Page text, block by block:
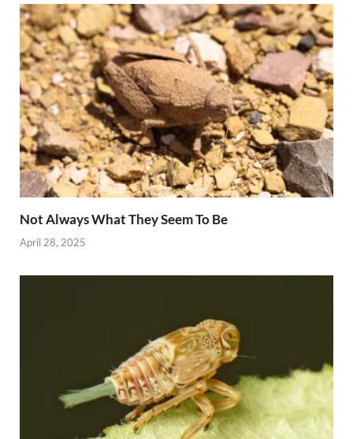
Not Always What They Seem To Be
April 28, 2025